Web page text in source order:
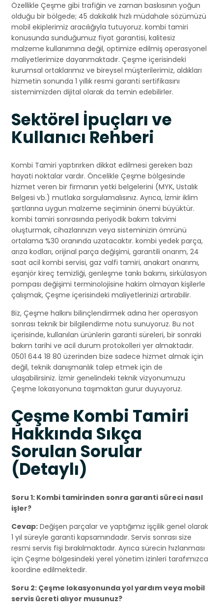
Özellikle Çeşme gibi trafiğin ve zaman baskısının yoğun
olduğu bir bölgede; 45 dakikalık hızlı müdahale sözümüzü
mobil ekiplerimiz aracılığıyla tutuyoruz. kombi tamiri
konusunda sunduğumuz fiyat garantisi, kalitesiz
malzeme kullanımına değil, optimize edilmiş operasyonel
maliyetlerimize dayanmaktadır. Çeşme içerisindeki
kurumsal ortaklarımız ve bireysel müşterilerimiz, aldıkları
hizmetin sonunda 1 yıllık resmi garanti sertifikasını
sistemimizden dijital olarak da temin edebilirler.
Sektörel İpuçları ve
Kullanıcı Rehberi
Kombi Tamiri yaptırırken dikkat edilmesi gereken bazı
hayati noktalar vardır. Öncelikle Çeşme bölgesinde
hizmet veren bir firmanın yetki belgelerini (MYK, Ustalık
Belgesi vb.) mutlaka sorgulamalısınız. Ayrıca, İzmir iklim
şartlarına uygun malzeme seçiminin önemi büyüktür.
kombi tamiri sonrasında periyodik bakım takvimi
oluşturmak, cihazlarınızın veya sisteminizin ömrünü
ortalama %30 oranında uzatacaktır. kombi yedek parça,
arıza kodları, orijinal parça değişimi, garantili onarım, 24
saat acil kombi servisi, gaz valfi tamiri, anakart onarımı,
eşanjör kireç temizliği, genleşme tankı bakımı, sirkülasyon
pompası değişimi terminolojisine hakim olmayan kişilerle
çalışmak, Çeşme içerisindeki maliyetlerinizi artırabilir.
Biz, Çeşme halkını bilinçlendirmek adına her operasyon
sonrası teknik bir bilgilendirme notu sunuyoruz. Bu not
içerisinde, kullanılan ürünlerin garanti süreleri, bir sonraki
bakım tarihi ve acil durum protokolleri yer almaktadır.
0501 644 18 80 üzerinden bize sadece hizmet almak için
değil, teknik danışmanlık talep etmek için de
ulaşabilirsiniz. İzmir genelindeki teknik vizyonumuzu
Çeşme lokasyonuna taşımaktan gurur duyuyoruz.
Çeşme Kombi Tamiri
Hakkında Sıkça
Sorulan Sorular
(Detaylı)
Soru 1: Kombi tamirinden sonra garanti süreci nasıl
işler?
Cevap: Değişen parçalar ve yaptığımız işçilik genel olarak
1 yıl süreyle garanti kapsamındadır. Servis sonrası size
resmi servis fişi bırakılmaktadır. Ayrıca sürecin hızlanması
için Çeşme bölgesindeki yerel yönetim izinleri tarafımızca
koordine edilmektedir.
Soru 2: Çeşme lokasyonunda yol yardım veya mobil
servis ücreti alıyor musunuz?